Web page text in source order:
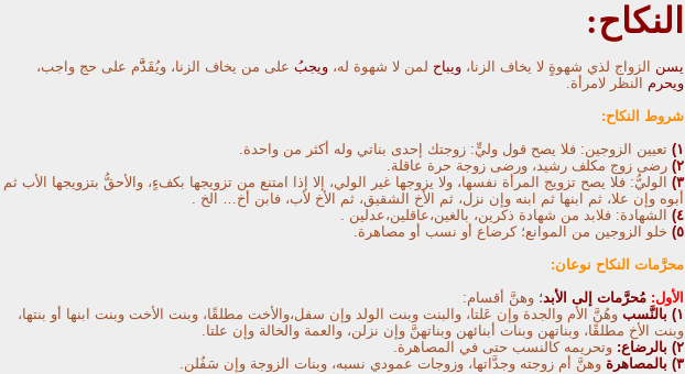
النكاح:
يسن الزواج لذي شهوةٍ لا يخاف الزنا، ويباح لمن لا شهوة له، ويجبُ على من يخاف الزنا، ويُقَدَّّم على حج واجب،
ويحرم النظر لامرأة.
شروط النكاح:
١) تعيين الزوجين: فلا يصح قول وليٍّ: زوجتك إحدى بناتي وله أكثر من واحدة.
٢) رضى زوج مكلف رشيد، ورضى زوجة حرة عاقلة.
٣)
الوليُّ: فلا يصح تزويج المرأة نفسها، ولا يزوجها غير الولي، إلا إذا امتنع من تزويجها بكفءٍ، والأحقُّ بتزويجها الأب ثم
أبوه وإن علا، ثم ابنها ثم ابنه وإن نزل، ثم الأخ الشقيق، ثم الأخ لأب، فابن أخ… الخ .
٤)
الشهادة: فلابد من شهادة ذكرين، بالغين،عاقلين،عدلين .
٥) خلو الزوجين من الموانع؛ كرضاع أو نسب أو مصاهرة.
محرَّمات النكاح نوعان:
الأول: مُحرَّمات إلى الأبد؛ وهنَّ أقسام:
١) بالنَّسب
وهُنَّ الأم والجدة وإن عَلتا، والبنت وبنت الولد وإن سفل،والأخت مطلقًا، وبنت الأخت وبنت ابنها أو بنتها،
وبنت الأخ مطلقًا، وبناتهن وبنات أبنائهن وبناتهنَّ وإن نزلن، والعمة والخالة وإن علتا.
٢) بالرضاع: وتحريمه كالنسب حتى في المصاهرة.
٣) بالمصاهرة وهنَّ أم زوجته وجدَّاتها، وزوجات عمودي نسبه، وبنات الزوجة وإن سَفُلن.